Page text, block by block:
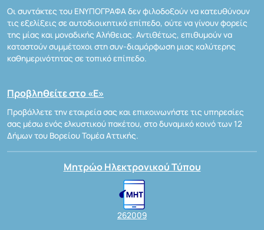
Οι συντάκτες του ΕΝΥΠΟΓΡΑΦΑ δεν φιλοδοξούν να κατευθύνουν
τις εξελίξεις σε αυτοδιοικητικό επίπεδο, ούτε να γίνουν φορείς
της μίας και μοναδικής Αλήθειας. Αντιθέτως, επιθυμούν να
καταστούν συμμέτοχοι στη συν-διαμόρφωση μιας καλύτερης
καθημερινότητας σε τοπικό επίπεδο.
Προβληθείτε στο «Ε»
Προβάλλετε την εταιρεία σας και επικοινωνήστε τις υπηρεσίες
σας μέσω ενός ελκυστικού πακέτου, στο δυναμικό κοινό των 12
Δήμων του Βορείου Τομέα Αττικής.
Μητρώο Ηλεκτρονικού Τύπου
262009